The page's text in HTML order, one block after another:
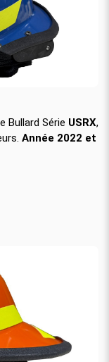
Bullard Série USRX,
Année 2022 et